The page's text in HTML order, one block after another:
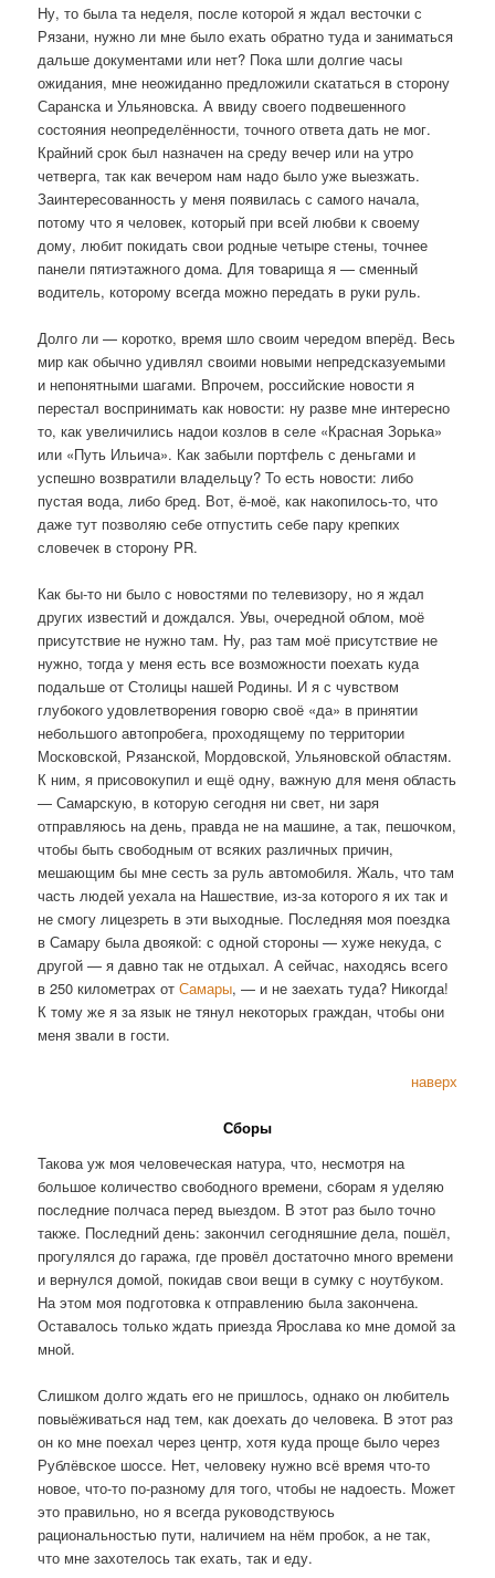
Ну, то была та неделя, после которой я ждал весточки с
Рязани, нужно ли мне было ехать обратно туда и заниматься
дальше документами или нет? Пока шли долгие часы
ожидания, мне неожиданно предложили скататься в сторону
Саранска и Ульяновска. А ввиду своего подвешенного
состояния неопределённости, точного ответа дать не мог.
Крайний срок был назначен на среду вечер или на утро
четверга, так как вечером нам надо было уже выезжать.
Заинтересованность у меня появилась с самого начала,
потому что я человек, который при всей любви к своему
дому, любит покидать свои родные четыре стены, точнее
панели пятиэтажного дома. Для товарища я — сменный
водитель, которому всегда можно передать в руки руль.
Долго ли — коротко, время шло своим чередом вперёд. Весь
мир как обычно удивлял своими новыми непредсказуемыми
и непонятными шагами. Впрочем, российские новости я
перестал воспринимать как новости: ну разве мне интересно
то, как увеличились надои козлов в селе «Красная Зорька»
или «Путь Ильича». Как забыли портфель с деньгами и
успешно возвратили владельцу? То есть новости: либо
пустая вода, либо бред. Вот, ё-моё, как накопилось-то, что
даже тут позволяю себе отпустить себе пару крепких
словечек в сторону PR.
Как бы-то ни было с новостями по телевизору, но я ждал
других известий и дождался. Увы, очередной облом, моё
присутствие не нужно там. Ну, раз там моё присутствие не
нужно, тогда у меня есть все возможности поехать куда
подальше от Столицы нашей Родины. И я с чувством
глубокого удовлетворения говорю своё «да» в принятии
небольшого автопробега, проходящему по территории
Московской, Рязанской, Мордовской, Ульяновской областям.
К ним, я присовокупил и ещё одну, важную для меня область
— Самарскую, в которую сегодня ни свет, ни заря
отправляюсь на день, правда не на машине, а так, пешочком,
чтобы быть свободным от всяких различных причин,
мешающим бы мне сесть за руль автомобиля. Жаль, что там
часть людей уехала на Нашествие, из-за которого я их так и
не смогу лицезреть в эти выходные. Последняя моя поездка
в Самару была двоякой: с одной стороны — хуже некуда, с
другой — я давно так не отдыхал. А сейчас, находясь всего
в 250 километрах отСамары, — и не заехать туда? Никогда!
К тому же я за язык не тянул некоторых граждан, чтобы они
меня звали в гости.
наверх
Сборы
Такова уж моя человеческая натура, что, несмотря на
большое количество свободного времени, сборам я уделяю
последние полчаса перед выездом. В этот раз было точно
также. Последний день: закончил сегодняшние дела, пошёл,
прогулялся до гаража, где провёл достаточно много времени
и вернулся домой, покидав свои вещи в сумку с ноутбуком.
На этом моя подготовка к отправлению была закончена.
Оставалось только ждать приезда Ярослава ко мне домой за
мной.
Слишком долго ждать его не пришлось, однако он любитель
повыёживаться над тем, как доехать до человека. В этот раз
он ко мне поехал через центр, хотя куда проще было через
Рублёвское шоссе. Нет, человеку нужно всё время что-то
новое, что-то по-разному для того, чтобы не надоесть. Может
это правильно, но я всегда руководствуюсь
рациональностью пути, наличием на нём пробок, а не так,
что мне захотелось так ехать, так и еду.